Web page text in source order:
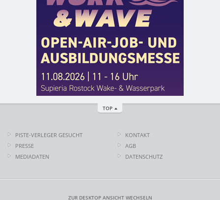
TOP
PISTE-VERLEGER GESUCHT
PRESSE
MEDIADATEN
KONTAKT
AGB
DATENSCHUTZ
ZUR DESKTOP ANSICHT WECHSELN